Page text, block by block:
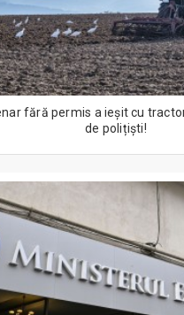
fără permis a ieșit cu
de polițiști!